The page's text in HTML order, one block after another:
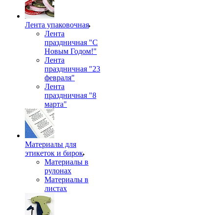
Лента упаковочная
Лента
праздничная "С
Новым Годом!"
Лента
праздничная "23
февраля"
Лента
праздничная "8
марта"
Материалы для
этикеток и бирок
Материалы в
рулонах
Материалы в
листах